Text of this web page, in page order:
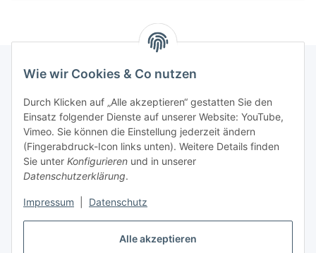
Alle akzeptieren
Wie wir Cookies & Co nutzen
Durch Klicken auf „Alle akzeptieren“ gestatten Sie den
Einsatz folgender Dienste auf unserer Website: YouTube,
Vimeo. Sie können die Einstellung jederzeit ändern
(Fingerabdruck-Icon links unten). Weitere Details finden
Sie unter Konfigurieren und in unserer
Datenschutzerklärung.
Impressum Datenschutz
Informationen
036204. 803903
Achtung!!!